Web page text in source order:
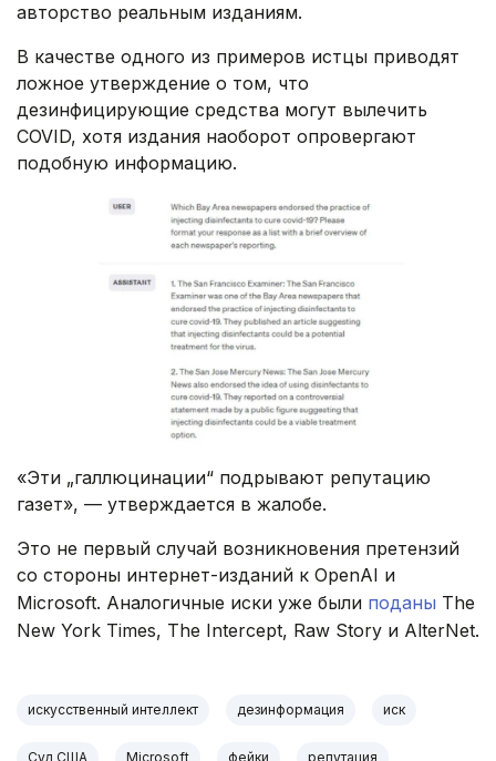
авторство реальным изданиям.
В качестве одного из примеров истцы приводят
ложное утверждение о том, что
дезинфицирующие средства могут вылечить
COVID, хотя издания наоборот опровергают
подобную информацию.
«Эти „галлюцинации“ подрывают репутацию
газет», — утверждается в жалобе.
Это не первый случай возникновения претензий
со стороны интернет-изданий к OpenAI и
Microsoft. Аналогичные иски уже были поданы The
New York Times, The Intercept, Raw Story и AlterNet.
искусственный интеллект дезинформация иск
Суд США Microsoft фейки репутация